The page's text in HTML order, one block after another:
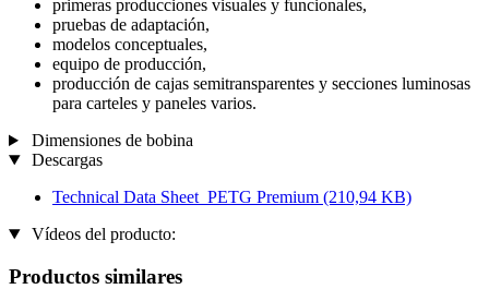
primeras producciones visuales y funcionales,
pruebas de adaptación,
modelos conceptuales,
equipo de producción,
producción de cajas semitransparentes y secciones luminosas
para carteles y paneles varios.
Dimensiones de bobina
Descargas
Technical Data Sheet_PETG Premium (210,94 KB)
Vídeos del producto:
Productos similares